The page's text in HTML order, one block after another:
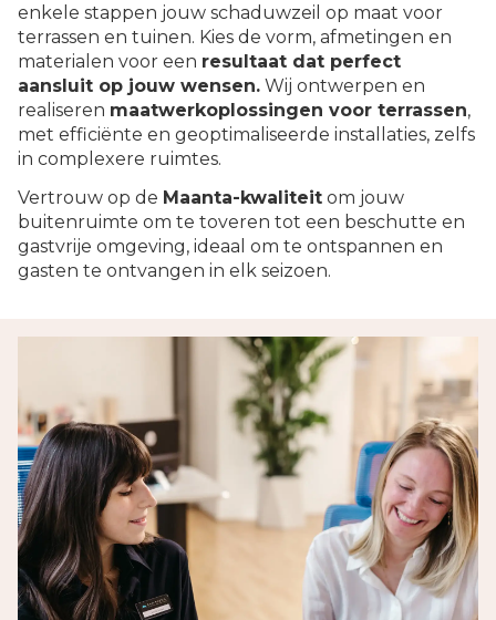
enkele stappen jouw schaduwzeil op maat voor
terrassen en tuinen. Kies de vorm, afmetingen en
materialen voor een resultaat dat perfect
aansluit op jouw wensen. Wij ontwerpen en
realiseren maatwerkoplossingen voor terrassen,
met efficiënte en geoptimaliseerde installaties, zelfs
in complexere ruimtes.
Vertrouw op de Maanta-kwaliteit om jouw
buitenruimte om te toveren tot een beschutte en
gastvrije omgeving, ideaal om te ontspannen en
gasten te ontvangen in elk seizoen.